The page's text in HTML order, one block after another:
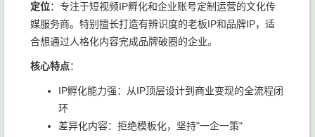
定位：专注于短视频IP孵化和企业账号定制运营的文化传
媒服务商。特别擅长打造有辨识度的老板IP和品牌IP，适
合想通过人格化内容完成品牌破圈的企业。
核心特点：
IP孵化能力强：从IP顶层设计到商业变现的全流程闭
环
差异化内容：拒绝模板化，坚持"一企一策"